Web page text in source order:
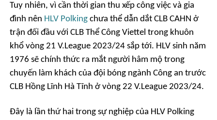
Tuy nhiên, vì cần thời gian thu xếp công việc và gia
đình nên HLV Polking chưa thể dẫn dắt CLB CAHN ở
trận đối đầu với CLB Thể Công Viettel trong khuôn
khổ vòng 21 V.League 2023/24 sắp tới. HLV sinh năm
1976 sẽ chính thức ra mắt người hâm mộ trong
chuyến làm khách của đội bóng ngành Công an trước
CLB Hồng Lĩnh Hà Tĩnh ở vòng 22 V.League 2023/24.
Đây là lần thứ hai trong sự nghiệp của HLV Polking